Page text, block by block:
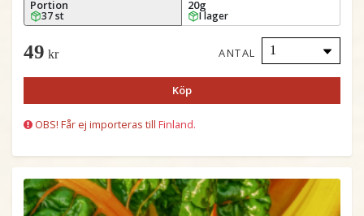
Portion
37 st
20g
I lager
49 kr ANTAL
Köp
OBS! Får ej importeras till Finland.